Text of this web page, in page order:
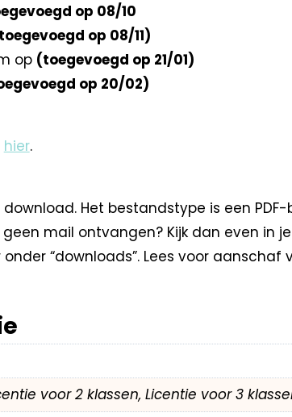
op 08/10
op 08/11)
op (toegevoegd op 21/01)
op 20/02)
hier.
Het bestandstype is een
mail ontvangen? Kijk dan even in
“downloads”. Lees voor aanschaf
voor 2 klassen, Licentie voor 3